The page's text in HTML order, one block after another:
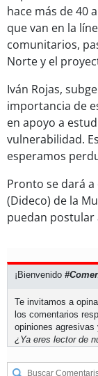
hace más de 40
que van en la
comunitarios,
Norte y el
Iván Rojas,
importancia de
en apoyo a
vulnerabilidad.
esperamos
Pronto se dará
(Dideco) de la
puedan postular
¡Bienvenido
Te invitamos a
los comentarios
opiniones
¿Ya eres lector de